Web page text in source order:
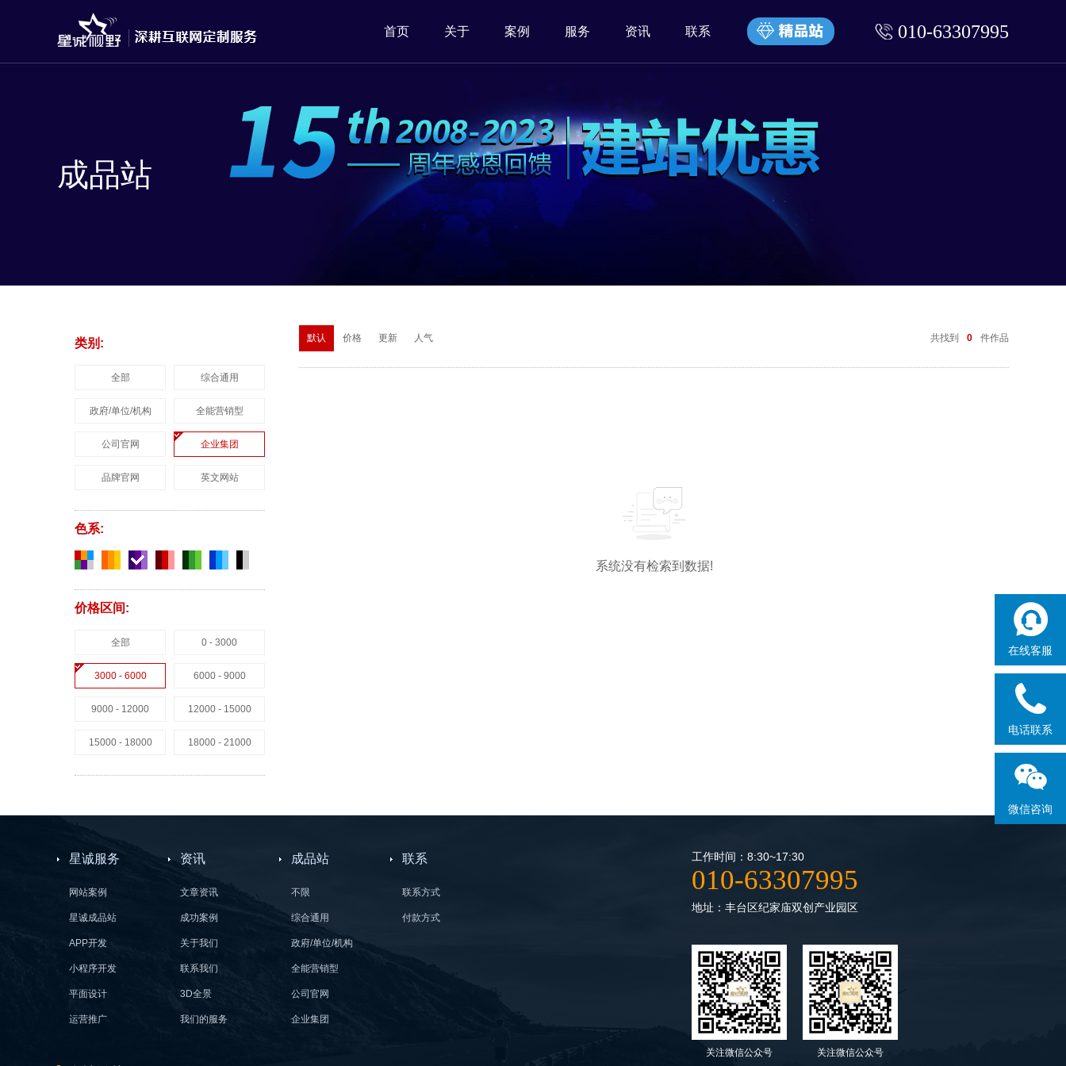
010-63307995
首页 关于 案例 服务 资讯 联系
在线客服
电话联系
微信咨询
成品站
类别:
全部 综合通用
政府/单位/机构 全能营销型
公司官网 企业集团
品牌官网 英文网站
色系:
价格区间:
全部 0 - 3000
3000 - 6000 6000 - 9000
9000 - 12000 12000 - 15000
15000 - 18000 18000 - 21000
默认 价格 更新 人气 共找到 0 件作品
系统没有检索到数据!
星诚服务
网站案例
星诚成品站
APP开发
小程序开发
平面设计
运营推广
资讯
文章资讯
成功案例
关于我们
联系我们
3D全景
我们的服务
成品站
不限
综合通用
政府/单位/机构
全能营销型
公司官网
企业集团
联系
联系方式
付款方式
工作时间：8:30~17:30
010-63307995
地址：丰台区纪家庙双创产业园区
关注微信公众号 关注微信公众号